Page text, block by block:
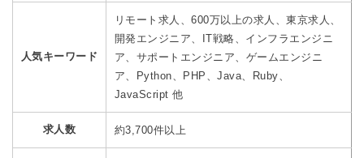
人気キーワード
リモート求人、600万以上の求人、東京求人、
開発エンジニア、IT戦略、インフラエンジニ
ア、サポートエンジニア、ゲームエンジニ
ア、Python、PHP、Java、Ruby、
JavaScript 他
求人数 約3,700件以上